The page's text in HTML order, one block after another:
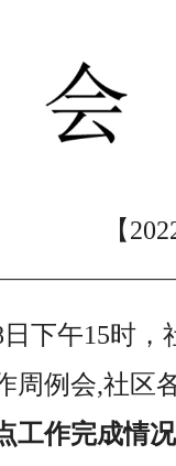
【
日下午15时
周例会,社区
工作完成情况